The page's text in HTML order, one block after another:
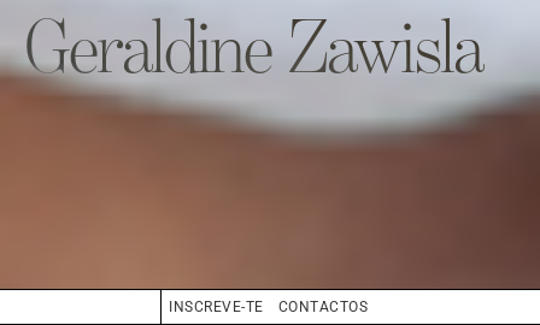
Geraldine Zawisla
INSCREVE-TE CONTACTOS